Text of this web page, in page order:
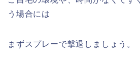
う場合には
まずスプレーで撃退しましょう。